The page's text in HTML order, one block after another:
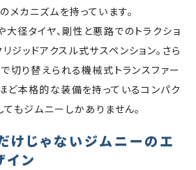
カニズムを持っています。
径タイヤ、剛性と悪路でのトラクショ
ジッドアクスル式サスペンション。さら
切り替えられる機械式トランスファー
ほど本格的な装備を持っているコンパク
もジムニーしかありません。
けじゃないジムニーのエ
イン